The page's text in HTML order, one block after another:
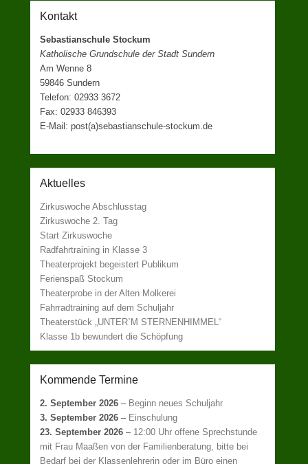
Kontakt
Sebastianschule Stockum
Katholische Grundschule der Stadt Sundern
Am Wenne 8
59846 Sundern
Telefon: 02933 3672
Fax: 02933 846393
E-Mail: post(a)sebastianschule-stockum.de
Aktuelles
Zirkuswoche Abschlusstag
Zirkuswoche 2. Tag
Start Zirkuswoche
Radfahrtraining in Klasse 3
Theaterprojekt begeistert Publikum
Ferienspaß Stockum
Theaterprobe in der Alten Molkerei
Fahrradtraining auf dem Schuljahr
Theaterstück „UNTER`M STERNENHIMMEL“
Klasse 1b bewundert die Schöpfung
Kommende Termine
2. September 2026 – Beginn neues Schuljahr
3. September 2026 – Einschulung
23. September 2026 – 12:00 Uhr offene Sprechstunde
mit Frau Maaßen von der Familienberatung, bitte bei
Bedarf bei der Klassenlehrerin oder im Büro einen